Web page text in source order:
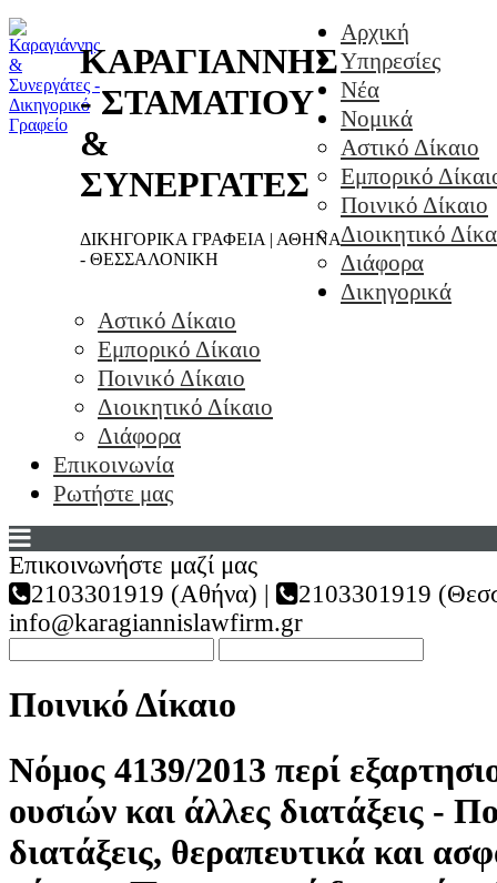
ΚΑΡΑΓΙΑΝΝΗΣ
- ΣΤΑΜΑΤΙΟΥ
&
ΣΥΝΕΡΓΑΤΕΣ
ΔΙΚΗΓΟΡΙΚΑ ΓΡΑΦΕΙΑ | ΑΘΗΝΑ
- ΘΕΣΣΑΛΟΝΙΚΗ
Αρχική
Υπηρεσίες
Νέα
Νομικά
Αστικό Δίκαιο
Εμπορικό
Ποινικό Δίκαιο
Διοικητικό
Διάφορα
Δικηγορικά
Αστικό Δίκαιο
Εμπορικό Δίκαιο
Ποινικό Δίκαιο
Διοικητικό Δίκαιο
Διάφορα
Επικοινωνία
Ρωτήστε μας
Επικοινωνήστε μαζί μας
2103301919 (Αθήνα) |
2103301919
info@karagiannislawfirm.gr
Ποινικό Δίκαιο
Νόμος 4139/2013 περί
ουσιών και άλλες διατάξεις -
διατάξεις, θεραπευτικά και